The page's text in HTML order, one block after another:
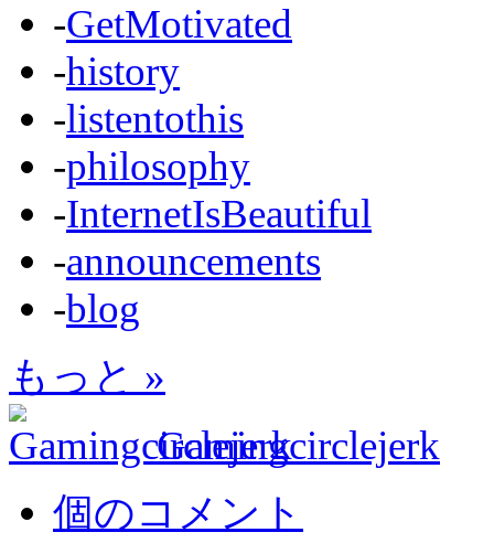
-GetMotivated
-history
-listentothis
-philosophy
-InternetIsBeautiful
-announcements
-blog
もっと »
Gamingcirclejerk
個のコメント